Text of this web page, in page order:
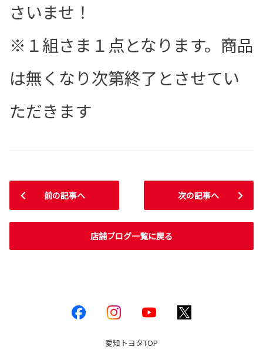
さいませ！
※１組さま１点となります。商品
は無くなり次第終了とさせてい
ただきます
前の記事へ
店舗ブログ一覧に戻る
次の記事へ
愛知トヨタTOP